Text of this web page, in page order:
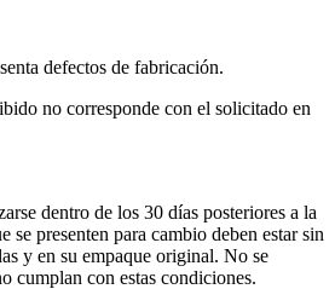
defectos de fabricación.
no corresponde con el solicitado en
dentro de los 30 días posteriores a la
se presenten para cambio deben estar sin
y en su empaque original. No se
cumplan con estas condiciones.